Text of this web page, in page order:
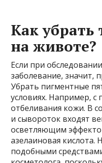
Как
на животе?
Если при
заболевание, значит,
Убрать пигментные
условиях. Например,
отбеливания кожи. В
и сывороток входят
осветляющим
азелаиновая кислота.
подобными